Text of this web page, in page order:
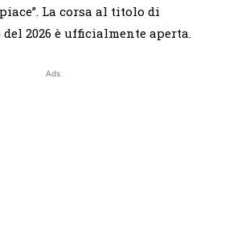
La corsa al titolo di
2026 è ufficialmente aperta.
Ads